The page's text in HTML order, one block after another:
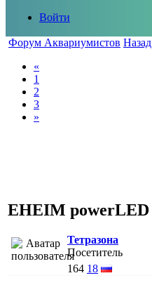
Войти
Форум Аквариумистов Назад
«
1
2
3
»
EHEIM powerLED
Тетразона
Посетитель
164 18